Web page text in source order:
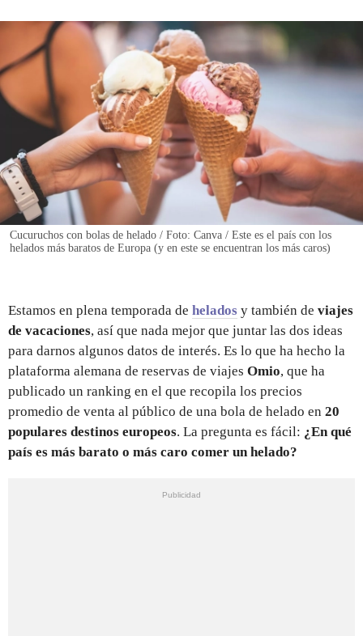
REGISTRO
INICIAR SESIÓN
Cucuruchos con bolas de helado / Foto: Canva / Este es el país con los
helados más baratos de Europa (y en este se encuentran los más caros)
Estamos en plena temporada de helados y también de viajes
de vacaciones, así que nada mejor que juntar las dos ideas
para darnos algunos datos de interés. Es lo que ha hecho la
plataforma alemana de reservas de viajes Omio, que ha
publicado un ranking en el que recopila los precios
promedio de venta al público de una bola de helado en 20
populares destinos europeos. La pregunta es fácil: ¿En qué
país es más barato o más caro comer un helado?